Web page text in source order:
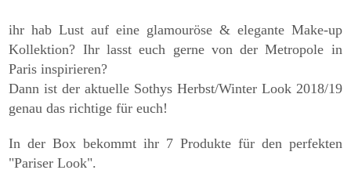
ihr hab Lust auf eine glamouröse & elegante Make-up
Kollektion? Ihr lasst euch gerne von der Metropole in
Paris inspirieren?
Dann ist der aktuelle Sothys Herbst/Winter Look 2018/19
genau das richtige für euch!
In der Box bekommt ihr 7 Produkte für den perfekten
"Pariser Look".